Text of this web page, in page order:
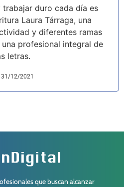
duro cada día es
Laura Tárraga, una
y diferentes ramas
profesional integral de
letras.
31/12/2021
que buscan alcanzar